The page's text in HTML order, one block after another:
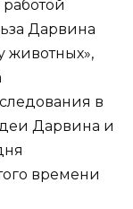
Дарвина
животных»,
в
Дарвина и
времени